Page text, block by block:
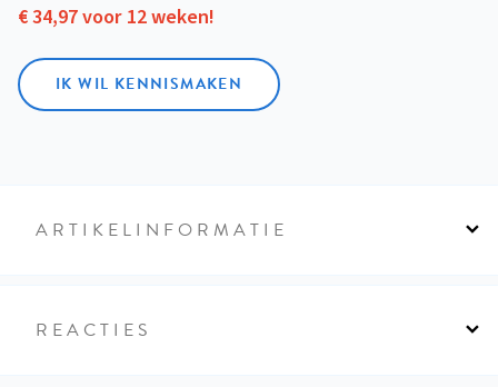
€ 34,97 voor 12 weken!
IK WIL KENNISMAKEN
ARTIKELINFORMATIE
REACTIES